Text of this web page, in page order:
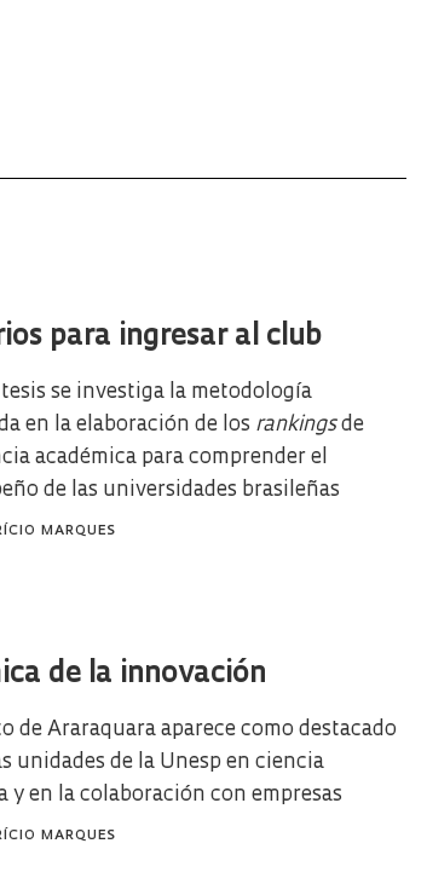
para ingresar al club
tesis se investiga la metodología
en la elaboración de los rankingsde
académica para comprender el
de las universidades brasileñas
MARQUES
de la innovación
de Araraquara aparece como destacado
unidades de la Unesp en ciencia
y en la colaboración con empresas
MARQUES